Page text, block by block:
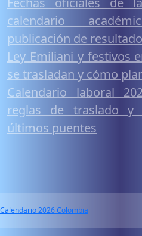
calendario
publicación de
Ley Emiliani y festivos
se trasladan y cómo
Calendario laboral
reglas de traslado y
últimos puentes
Calendario 2026 Colombia